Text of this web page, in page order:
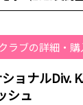
ラブの詳細・
ョナルDiv.
シュ